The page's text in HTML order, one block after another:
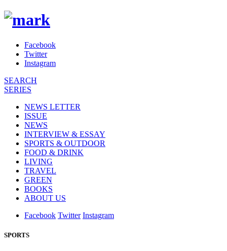
Facebook
Twitter
Instagram
SEARCH
SERIES
NEWS LETTER
ISSUE
NEWS
INTERVIEW & ESSAY
SPORTS & OUTDOOR
FOOD & DRINK
LIVING
TRAVEL
GREEN
BOOKS
ABOUT US
Facebook Twitter Instagram
SPORTS